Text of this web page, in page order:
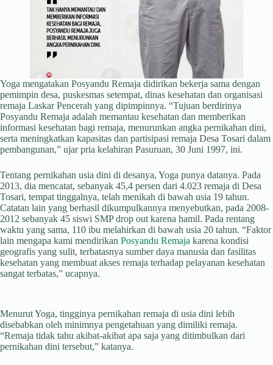
Yoga mengatakan Posyandu Remaja didirikan bekerja sama dengan
pemimpin desa, puskesmas setempat, dinas kesehatan dan organisasi
remaja Laskar Pencerah yang dipimpinnya. “Tujuan berdirinya
Posyandu Remaja adalah memantau kesehatan dan memberikan
informasi kesehatan bagi remaja, menurunkan angka pernikahan dini,
serta meningkatkan kapasitas dan partisipasi remaja Desa Tosari dalam
pembangunan,” ujar pria kelahiran Pasuruan, 30 Juni 1997, ini.
Tentang pernikahan usia dini di desanya, Yoga punya datanya. Pada
2013, dia mencatat, sebanyak 45,4 persen dari 4.023 remaja di Desa
Tosari, tempat tinggalnya, telah menikah di bawah usia 19 tahun.
Catatan lain yang berhasil dikumpulkannya menyebutkan, pada 2008-
2012 sebanyak 45 siswi SMP drop out karena hamil. Pada rentang
waktu yang sama, 110 ibu melahirkan di bawah usia 20 tahun. “Faktor
lain mengapa kami mendirikan Posyandu Remaja karena kondisi
geografis yang sulit, terbatasnya sumber daya manusia dan fasilitas
kesehatan yang membuat akses remaja terhadap pelayanan kesehatan
sangat terbatas,” ucapnya.
Menurut Yoga, tingginya pernikahan remaja di usia dini lebih
disebabkan oleh minimnya pengetahuan yang dimiliki remaja.
“Remaja tidak tahu akibat-akibat apa saja yang ditimbulkan dari
pernikahan dini tersebut,” katanya.